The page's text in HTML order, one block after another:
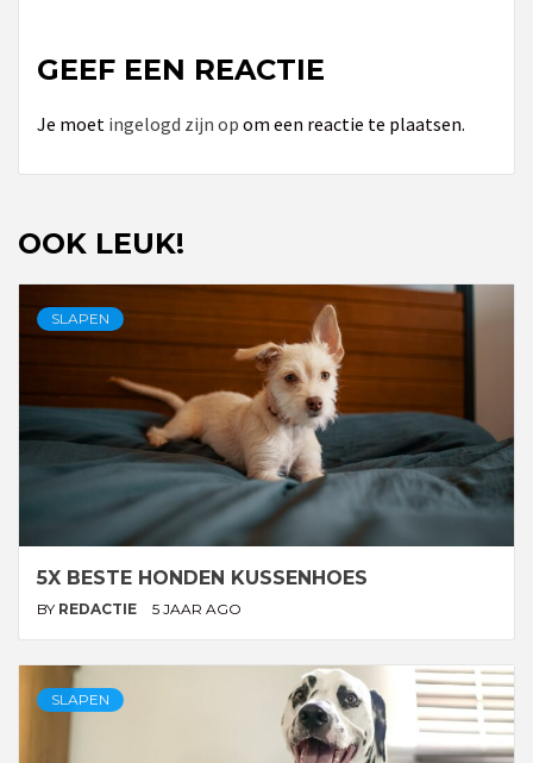
GEEF EEN REACTIE
Je moet ingelogd zijn op om een reactie te plaatsen.
OOK LEUK!
SLAPEN
5X BESTE HONDEN KUSSENHOES
BY REDACTIE 5 JAAR AGO
SLAPEN